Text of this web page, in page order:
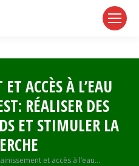
ACCÈS À L’EAU
RÉALISER DES
ET STIMULER LA
et accès à l’eau…